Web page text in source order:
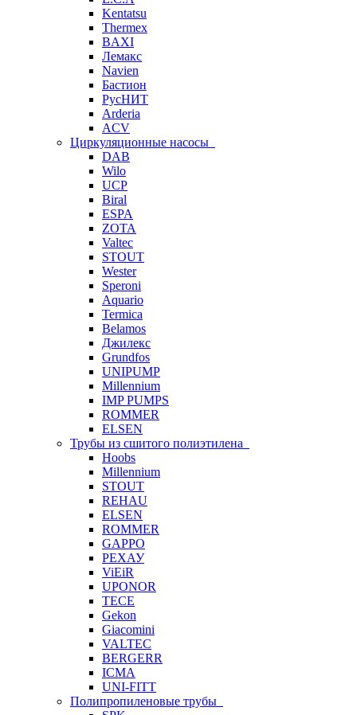
Kentatsu
Thermex
BAXI
Лемакс
Navien
Бастион
РусНИТ
Arderia
ACV
Циркуляционные насосы
DAB
Wilo
UCP
Biral
ESPA
ZOTA
Valtec
STOUT
Wester
Speroni
Aquario
Termica
Belamos
Джилекс
Grundfos
UNIPUMP
Millennium
IMP PUMPS
ROMMER
ELSEN
Трубы из сшитого полиэтилена
Hoobs
Millennium
STOUT
REHAU
ELSEN
ROMMER
GAPPO
РЕХАУ
ViEiR
UPONOR
TECE
Gekon
Giacomini
VALTEC
BERGERR
ICMA
UNI-FITT
Полипропиленовые трубы